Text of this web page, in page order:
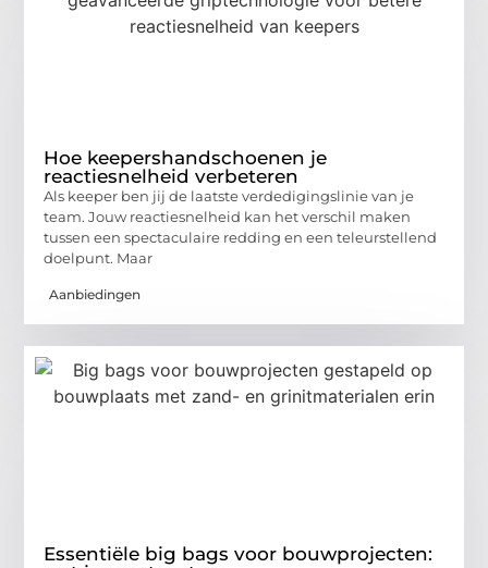
Hoe keepershandschoenen je
reactiesnelheid verbeteren
Als keeper ben jij de laatste verdedigingslinie van je
team. Jouw reactiesnelheid kan het verschil maken
tussen een spectaculaire redding en een teleurstellend
doelpunt. Maar
Aanbiedingen
Essentiële big bags voor bouwprojecten: